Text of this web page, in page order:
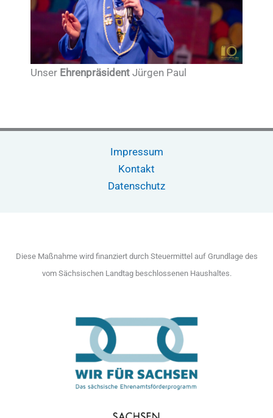
Unser Ehrenpräsident Jürgen Paul
Impressum
Kontakt
Datenschutz
Diese Maßnahme wird finanziert durch Steuermittel auf Grundlage des
vom Sächsischen Landtag beschlossenen Haushaltes.